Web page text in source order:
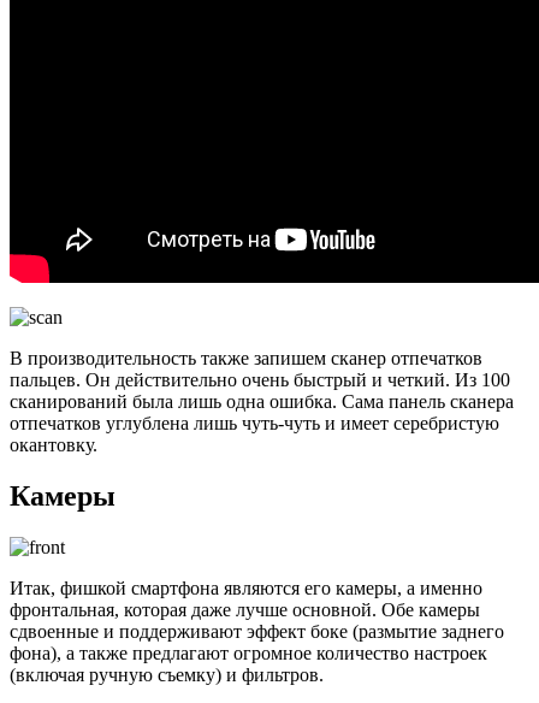
В производительность также запишем сканер отпечатков
пальцев. Он действительно очень быстрый и четкий. Из 100
сканирований была лишь одна ошибка. Сама панель сканера
отпечатков углублена лишь чуть-чуть и имеет серебристую
окантовку.
Камеры
Итак, фишкой смартфона являются его камеры, а именно
фронтальная, которая даже лучше основной. Обе камеры
сдвоенные и поддерживают эффект боке (размытие заднего
фона), а также предлагают огромное количество настроек
(включая ручную съемку) и фильтров.